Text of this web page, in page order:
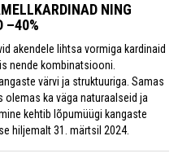
NING
–40%
akendele lihtsa vormiga kardinaid
nende kombinatsiooni.
värvi ja struktuuriga. Samas
ka väga naturaalseid ja
kehtib lõpumüügi kangaste
hiljemalt 31. märtsil 2024.